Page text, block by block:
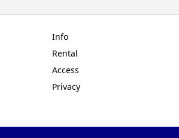
Info
Rental
Access
Privacy